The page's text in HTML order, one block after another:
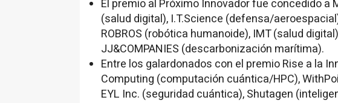
El premio al Próximo Innovador fue concedido a
(salud digital), I.T.Science (defensa/
ROBROS (robótica humanoide), IMT (salud
JJ&COMPANIES (descarbonización marítima).
Entre los galardonados con el premio Rise a la
Computing (computación cuántica/HPC),
EYL Inc. (seguridad cuántica), Shutagen